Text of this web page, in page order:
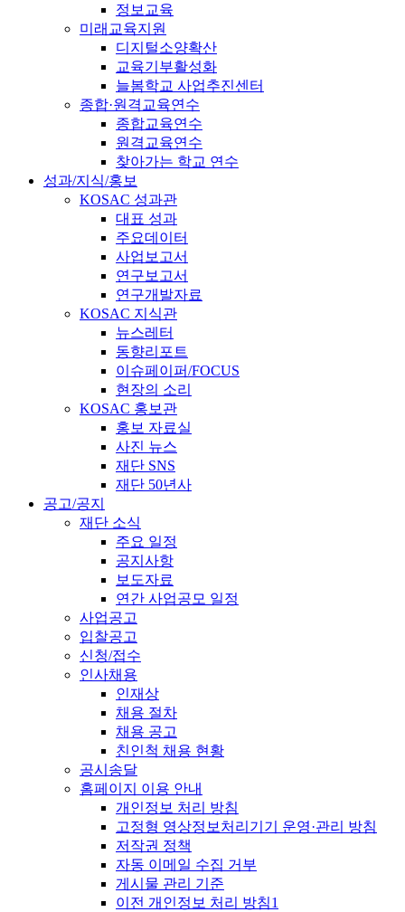
정보교육
미래교육지원
디지털소양확산
교육기부활성화
늘봄학교 사업추진센터
종합·원격교육연수
종합교육연수
원격교육연수
찾아가는 학교 연수
성과/지식/홍보
KOSAC 성과관
대표 성과
주요데이터
사업보고서
연구보고서
연구개발자료
KOSAC 지식관
뉴스레터
동향리포트
이슈페이퍼/FOCUS
현장의 소리
KOSAC 홍보관
홍보 자료실
사진 뉴스
재단 SNS
재단 50년사
공고/공지
재단 소식
주요 일정
공지사항
보도자료
연간 사업공모 일정
사업공고
입찰공고
신청/접수
인사채용
인재상
채용 절차
채용 공고
친인척 채용 현황
공시송달
홈페이지 이용 안내
개인정보 처리 방침
고정형 영상정보처리기기 운영·관리 방침
저작권 정책
자동 이메일 수집 거부
게시물 관리 기준
이전 개인정보 처리 방침1